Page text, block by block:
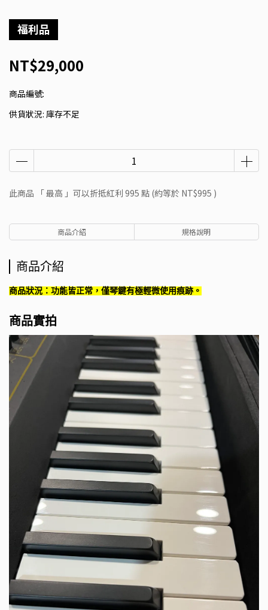
福利品
NT$29,000
商品編號:
供貨狀況: 庫存不足
此商品 「 最高 」可以折抵紅利 995 點 (約等於 NT$995 )
商品介紹 規格說明
商品介紹
商品狀況：功能皆正常，僅琴鍵有極輕微使用痕跡。
商品實拍